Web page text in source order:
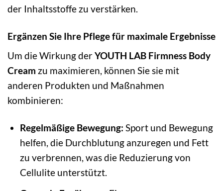
der Inhaltsstoffe zu verstärken.
Ergänzen Sie Ihre Pflege für maximale Ergebnisse
Um die Wirkung derYOUTH LAB Firmness Body
Cream zu maximieren, können Sie sie mit
anderen Produkten und Maßnahmen
kombinieren:
Regelmäßige Bewegung: Sport und Bewegung
helfen, die Durchblutung anzuregen und Fett
zu verbrennen, was die Reduzierung von
Cellulite unterstützt.